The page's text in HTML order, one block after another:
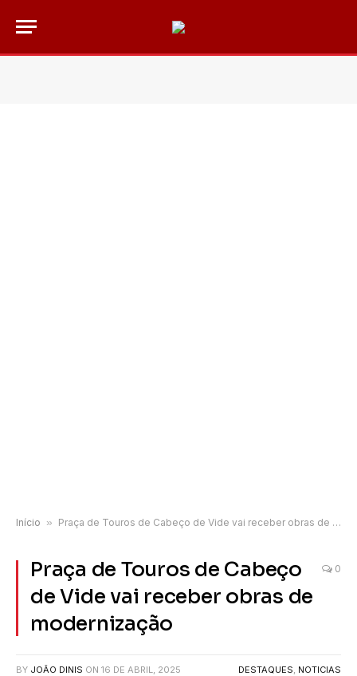
Início » Praça de Touros de Cabeço de Vide vai receber obras de modernização
Praça de Touros de Cabeço
de Vide vai receber obras de
modernização
0
BY JOÃO DINIS ON 16 DE ABRIL, 2025 DESTAQUES, NOTICIAS